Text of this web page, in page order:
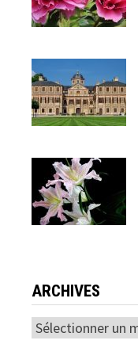
ARCHIVES
Archives